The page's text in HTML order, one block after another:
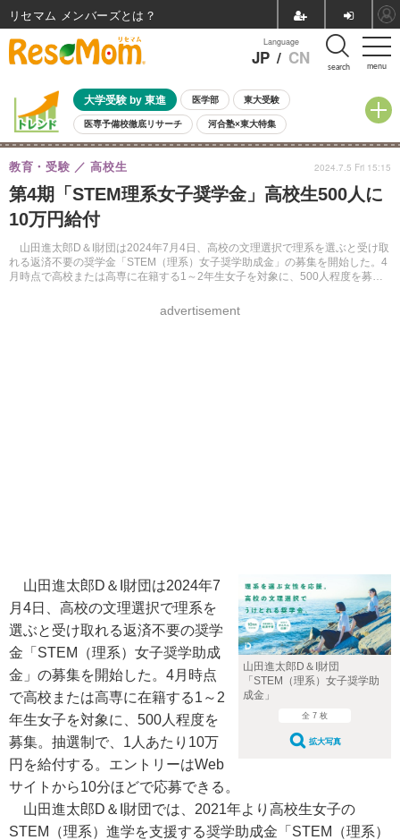
menu
Language
JP / CN search
大学受験 by 東進 医学部 東大受験
医専予備校徹底リサーチ 河合塾×東大特集
親子で考える大学選び 高校受験 中学受験 小学校受験
共通テスト 夏休み
8月開催イベント・WS 全国公立高校 過去問 人気記事
自由研究教材（小学生向け）
第4期「STEM理系女子奨学金」高校生500人に
10万円給付
山田進太郎D＆I財団は2024年7月4日、高校の文理選択で理系を選ぶと受け取
れる返済不要の奨学金「STEM（理系）女子奨学助成金」の募集を開始した。4
月時点で高校または高専に在籍する1～2年生女子を対象に、500人程度を募
教育・受験 高校生
advertisement
2024.7.5 Fri 15:15
山田進太郎D＆I財団
「STEM（理系）女子奨学助
成金」
全 7 枚
拡大写真
山田進太郎D＆I財団は2024年7
月4日、高校の文理選択で理系を
選ぶと受け取れる返済不要の奨学
金「STEM（理系）女子奨学助成
金」の募集を開始した。4月時点
で高校または高専に在籍する1～2
年生女子を対象に、500人程度を
募集。抽選制で、1人あたり10万
円を給付する。エントリーはWeb
サイトから10分ほどで応募できる。
山田進太郎D＆I財団では、2021年より高校生女子の
STEM（理系）進学を支援する奨学助成金「STEM（理系）
リセマム メンバーズ